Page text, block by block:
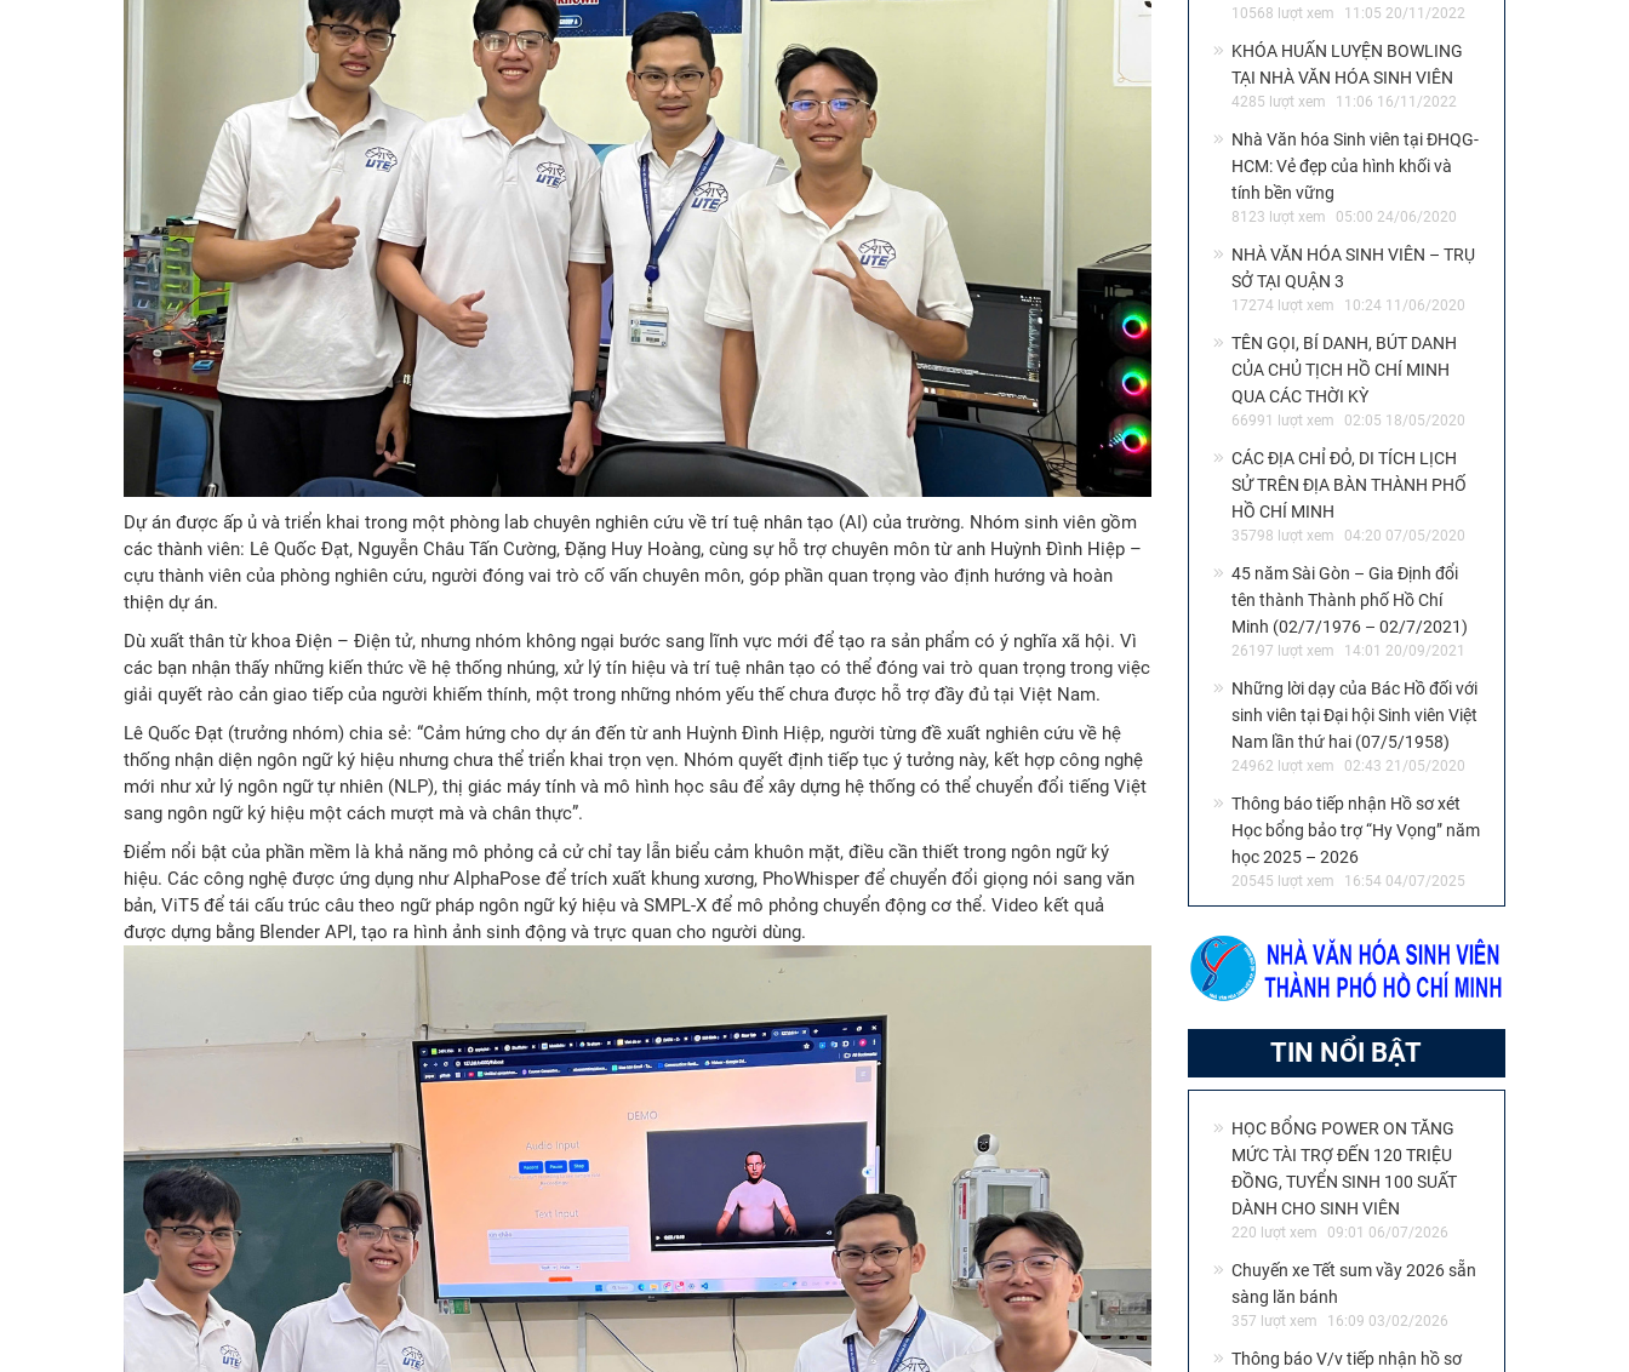
Dự án được ấp ủ và triển khai trong một phòng lab chuyên nghiên cứu về trí tuệ nhân tạo (AI) của trường. Nhóm sinh viên gồm
các thành viên: Lê Quốc Đạt, Nguyễn Châu Tấn Cường, Đặng Huy Hoàng, cùng sự hỗ trợ chuyên môn từ anh Huỳnh Đình Hiệp –
cựu thành viên của phòng nghiên cứu, người đóng vai trò cố vấn chuyên môn, góp phần quan trọng vào định hướng và hoàn
thiện dự án.
Dù xuất thân từ khoa Điện – Điện tử, nhưng nhóm không ngại bước sang lĩnh vực mới để tạo ra sản phẩm có ý nghĩa xã hội. Vì
các bạn nhận thấy những kiến thức về hệ thống nhúng, xử lý tín hiệu và trí tuệ nhân tạo có thể đóng vai trò quan trọng trong việc
giải quyết rào cản giao tiếp của người khiếm thính, một trong những nhóm yếu thế chưa được hỗ trợ đầy đủ tại Việt Nam.
Lê Quốc Đạt (trưởng nhóm) chia sẻ: “Cảm hứng cho dự án đến từ anh Huỳnh Đình Hiệp, người từng đề xuất nghiên cứu về hệ
thống nhận diện ngôn ngữ ký hiệu nhưng chưa thể triển khai trọn vẹn. Nhóm quyết định tiếp tục ý tưởng này, kết hợp công nghệ
mới như xử lý ngôn ngữ tự nhiên (NLP), thị giác máy tính và mô hình học sâu để xây dựng hệ thống có thể chuyển đổi tiếng Việt
sang ngôn ngữ ký hiệu một cách mượt mà và chân thực”.
Điểm nổi bật của phần mềm là khả năng mô phỏng cả cử chỉ tay lẫn biểu cảm khuôn mặt, điều cần thiết trong ngôn ngữ ký
hiệu. Các công nghệ được ứng dụng như AlphaPose để trích xuất khung xương, PhoWhisper để chuyển đổi giọng nói sang văn
bản, ViT5 để tái cấu trúc câu theo ngữ pháp ngôn ngữ ký hiệu và SMPL-X để mô phỏng chuyển động cơ thể. Video kết quả
được dựng bằng Blender API, tạo ra hình ảnh sinh động và trực quan cho người dùng.
10568 lượt xem 11:05 20/11/2022
KHÓA HUẤN LUYỆN BOWLING
TẠI NHÀ VĂN HÓA SINH VIÊN
4285 lượt xem 11:06 16/11/2022
Nhà Văn hóa Sinh viên tại ĐHQG-
HCM: Vẻ đẹp của hình khối và
tính bền vững
8123 lượt xem 05:00 24/06/2020
NHÀ VĂN HÓA SINH VIÊN – TRỤ
SỞ TẠI QUẬN 3
17274 lượt xem 10:24 11/06/2020
TÊN GỌI, BÍ DANH, BÚT DANH
CỦA CHỦ TỊCH HỒ CHÍ MINH
QUA CÁC THỜI KỲ
66991 lượt xem 02:05 18/05/2020
CÁC ĐỊA CHỈ ĐỎ, DI TÍCH LỊCH
SỬ TRÊN ĐỊA BÀN THÀNH PHỐ
HỒ CHÍ MINH
35798 lượt xem 04:20 07/05/2020
45 năm Sài Gòn – Gia Định đổi
tên thành Thành phố Hồ Chí
Minh (02/7/1976 – 02/7/2021)
26197 lượt xem 14:01 20/09/2021
Những lời dạy của Bác Hồ đối với
sinh viên tại Đại hội Sinh viên Việt
Nam lần thứ hai (07/5/1958)
24962 lượt xem 02:43 21/05/2020
Thông báo tiếp nhận Hồ sơ xét
Học bổng bảo trợ “Hy Vọng” năm
học 2025 – 2026
20545 lượt xem 16:54 04/07/2025
TIN NỔI BẬT
HỌC BỔNG POWER ON TĂNG
MỨC TÀI TRỢ ĐẾN 120 TRIỆU
ĐỒNG, TUYỂN SINH 100 SUẤT
DÀNH CHO SINH VIÊN
220 lượt xem 09:01 06/07/2026
Chuyến xe Tết sum vầy 2026 sẵn
sàng lăn bánh
357 lượt xem 16:09 03/02/2026
Thông báo V/v tiếp nhận hồ sơ